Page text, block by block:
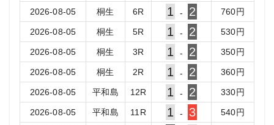
2026-08-05 桐生 6R 1 - 2 760円
2026-08-05 桐生 5R 1 - 2 530円
2026-08-05 桐生 3R 1 - 2 350円
2026-08-05 桐生 2R 1 - 2 360円
2026-08-05 平和島 12R 1 - 2 330円
2026-08-05 平和島 11 R 1 - 3 540円